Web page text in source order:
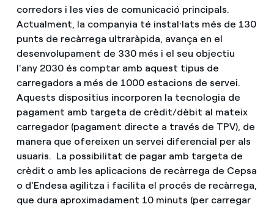
corredors i les vies de comunicació principals.
Actualment, la companyia té instal·lats més de 130
punts de recàrrega ultraràpida, avança en el
desenvolupament de 330 més i el seu objectiu
l'any 2030 és comptar amb aquest tipus de
carregadors a més de 1000 estacions de servei.
Aquests dispositius incorporen la tecnologia de
pagament amb targeta de crèdit/dèbit al mateix
carregador (pagament directe a través de TPV), de
manera que ofereixen un servei diferencial per als
usuaris. La possibilitat de pagar amb targeta de
crèdit o amb les aplicacions de recàrrega de Cepsa
o d'Endesa agilitza i facilita el procés de recàrrega,
que dura aproximadament 10 minuts (per carregar